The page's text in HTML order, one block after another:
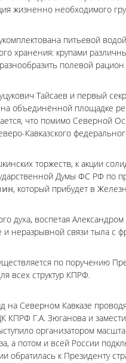
жизненно необходимого
питьевой
хранения: крупами
полевой
Тайсаев и первый
объединённой площадке
что помимо Северной
Кавказского
торжеств, к акции
Думы ФС РФ по
, который прибудет в
духа, воспетая
и неразрывной связи тыла с
по поручению
всех структур КПРФ.
на Северном Кавказе
КПРФ Г.А. Зюганова и
организатором
а потом и всей России
обратилась к Президенту